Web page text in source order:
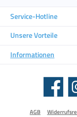
Service-Hotline
Unsere Vorteile
Informationen
Facebook
AGB